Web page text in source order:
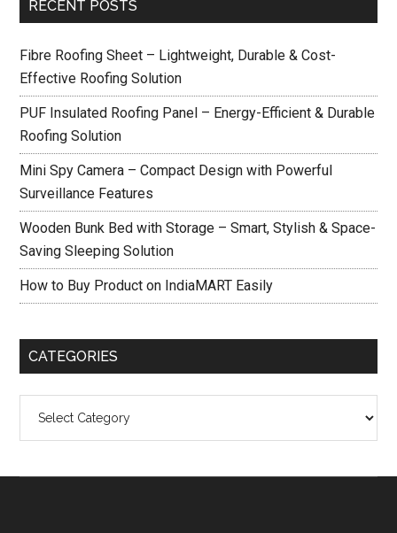
RECENT POSTS
Fibre Roofing Sheet – Lightweight, Durable & Cost-
Effective Roofing Solution
PUF Insulated Roofing Panel – Energy-Efficient & Durable
Roofing Solution
Mini Spy Camera – Compact Design with Powerful
Surveillance Features
Wooden Bunk Bed with Storage – Smart, Stylish & Space-
Saving Sleeping Solution
How to Buy Product on IndiaMART Easily
CATEGORIES